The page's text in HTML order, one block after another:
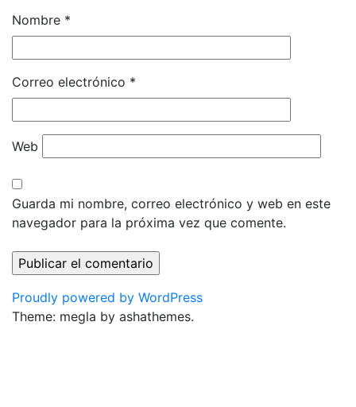
Nombre *
Correo electrónico *
Web
Guarda mi nombre, correo electrónico y web en este
navegador para la próxima vez que comente.
Proudly powered by WordPress
Theme: megla by ashathemes.